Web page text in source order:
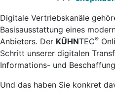
Digitale Vertriebskanäle
Basisausstattung eines
Anbieters. Der KÜHNTEC®
Schritt unserer digitalen
Informations- und
Und das haben Sie konkret